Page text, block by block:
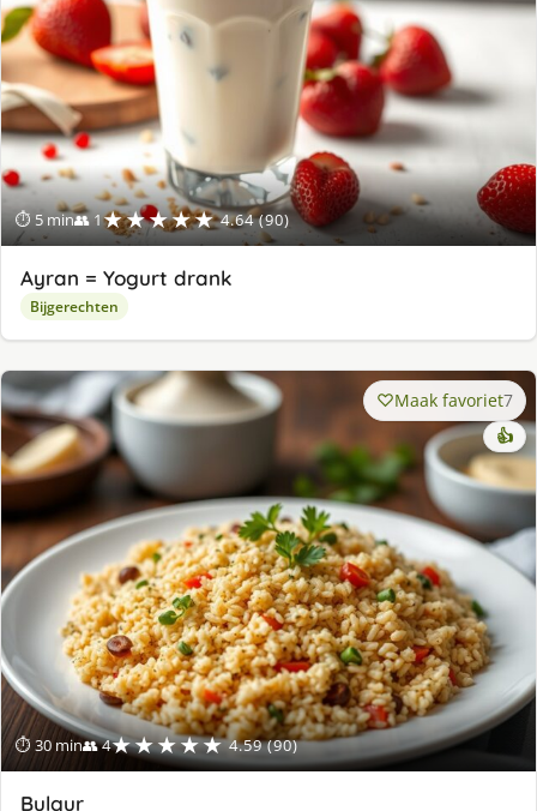
⏱ 5 min👥 1★★★★★ 4.64 (90)
Ayran = Yogurt drank
Bijgerechten
⏱ 30 min👥 4★★★★★ 4.59 (90)
Maak favoriet7
👍
Bulgur